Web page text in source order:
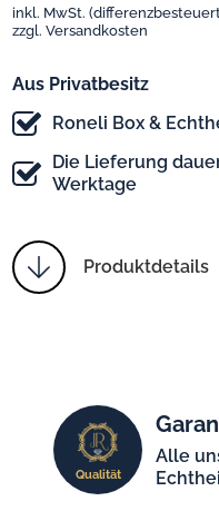
inkl. MwSt.
zzgl. Versandkosten
Aus Privatbesitz
Roneli Box &
Die Lieferung
Werktage
Produktdetails
Qualität
Alle